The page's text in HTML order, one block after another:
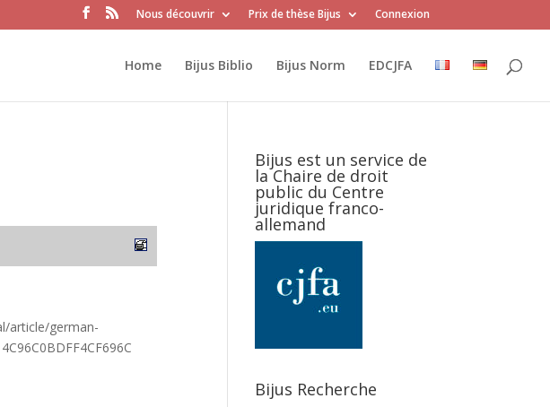
Nous découvrir Prix de thèse Bijus Connexion
Home Bijus Biblio Bijus Norm EDCJFA
article/german-
Bijus est un service de
la Chaire de droit
public du Centre
juridique franco-
allemand
Bijus Recherche